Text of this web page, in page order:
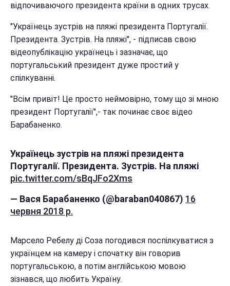
відпочиваючого президента країни в одних трусах.
"Українець зустрів на пляжі президента Португалії.
Президента. Зустрів. На пляжі", - підписав свою
відеопублікацію українець і зазначає, що
португальський президент дуже простий у
спілкуванні.
"Всім привіт! Це просто неймовірно, тому що зі мною
президент Португалії",- так починає своє відео
Барабаненко.
Українець зустрів на пляжі президента
Португалії. Президента. Зустрів. На пляжі
pic.twitter.com/sBqJFo2Xms
— Вася Барабаненко (@baraban040867) 16
червня 2018 р.
Марсело Ребелу ді Соза погодився поспілкуватися з
українцем на камеру і спочатку він говорив
португальською, а потім англійською мовою
зізнався, що любить Україну.